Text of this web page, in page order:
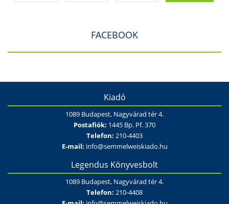
FACEBOOK
Kiadó
1089 Budapest, Nagyvárad tér 4.
Postafiók: 1445 Bp. Pf. 370
Telefon: 210-4403
E-mail: info@semmelweiskiado.hu
Legendus Könyvesbolt
1089 Budapest, Nagyvárad tér 4.
Telefon: 210-4408